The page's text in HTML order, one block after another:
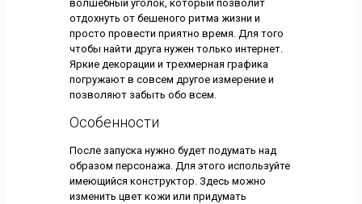
волшебный уголок, который позволит
отдохнуть от бешеного ритма жизни и
просто провести приятно время. Для того
чтобы найти друга нужен только интернет.
Яркие декорации и трехмерная графика
погружают в совсем другое измерение и
позволяют забыть обо всем.
Особенности
После запуска нужно будет подумать над
образом персонажа. Для этого используйте
имеющийся конструктор. Здесь можно
изменить цвет кожи или придумать